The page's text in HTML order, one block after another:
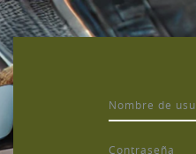
Salta al contenido principal